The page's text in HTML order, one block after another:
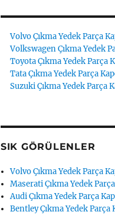
Volvo Çıkma Yedek Parça
Volkswagen Çıkma Yedek
Toyota Çıkma Yedek Parça
Tata Çıkma Yedek Parça
Suzuki Çıkma Yedek Parça
SIK GÖRÜLENLER
Volvo Çıkma Yedek Parça
Maserati Çıkma Yedek
Audi Çıkma Yedek Parça
Bentley Çıkma Yedek Parça